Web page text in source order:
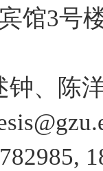
馆3号
钟、陈